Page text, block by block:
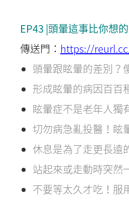
EP43 |頭暈這事比你想
傳送門： https://
頭暈跟眩暈的差別？
形成眩暈的病因百百
眩暈症不是老年人獨
切勿病急亂投醫！眩
休息是為了走更長遠
站起來或走動時突然
不要等太久才吃！服